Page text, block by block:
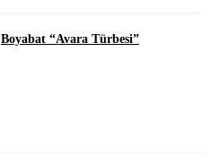
Boyabat “Avara Türbesi”